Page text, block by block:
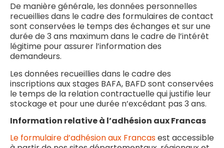
De manière générale, les données personnelles
recueillies dans le cadre des formulaires de contact
sont conservées le temps des échanges et sur une
durée de 3 ans maximum dans le cadre de l’intérêt
légitime pour assurer l’information des
demandeurs.
Les données recueillies dans le cadre des
inscriptions aux stages BAFA, BAFD sont conservées
le temps de la relation contractuelle qui justifie leur
stockage et pour une durée n’excédant pas 3 ans.
Information relative à l’adhésion aux Francas
Le formulaire d’adhésion aux Francasest accessible